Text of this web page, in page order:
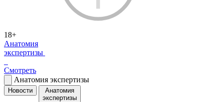
18+
Анатомия
экспертизы
Смотреть
Анатомия экспертизы
Новости
Анатомия
экспертизы